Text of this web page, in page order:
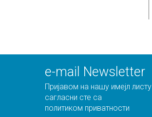
е-mail Newsletter
Пријавом на нашу имејл листу
сагласни сте са
политиком приватности